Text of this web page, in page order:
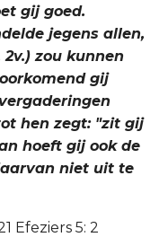
gij goed.
jegens allen,
zou kunnen
gij
hen zegt: "zit gij
hoeft gij ook de
niet uit te
Efeziers 5: 2